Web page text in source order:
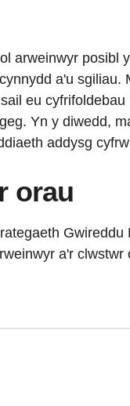
arweinwyr posibl
a'u sgiliau.
eu
Yn y diwedd,
addysg
orau
Gwireddu
a'r clwstwr